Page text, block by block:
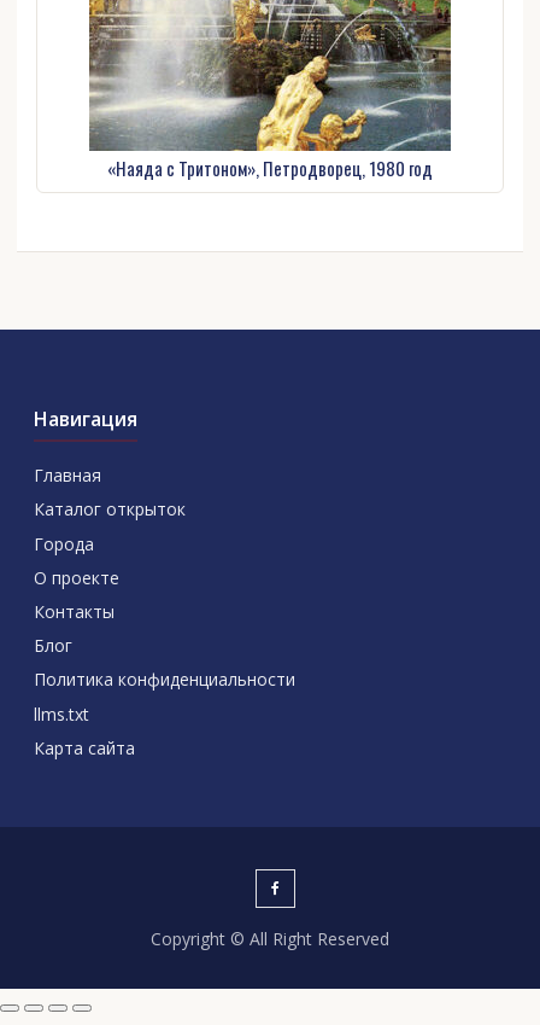
«Наяда с Тритоном», Петродворец, 1980 год
Навигация
Главная
Каталог открыток
Города
О проекте
Контакты
Блог
Политика конфиденциальности
llms.txt
Карта сайта
Copyright © All Right Reserved